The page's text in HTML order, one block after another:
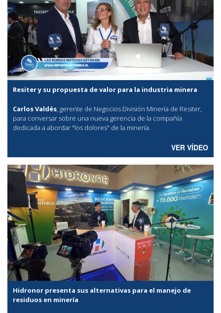
Resiter y su propuesta de valor para la industria minera
Carlos Valdés, gerente de Negocios División Minería de Resiter,
para conversar sobre una nueva gerencia de la compañía
dedicada a abordar "los dolores" de la minería.
VER VÍDEO
Hidronor presenta sus alternativas para el manejo de
residuos en minería